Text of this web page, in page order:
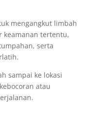
mengangkut limbah
keamanan tertentu,
serta
sampai ke lokasi
atau